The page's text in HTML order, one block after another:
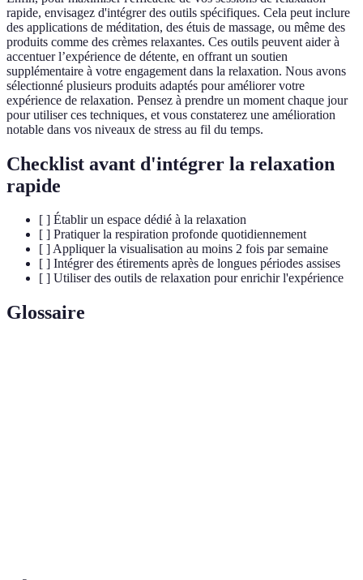
rapide, envisagez d'intégrer des outils spécifiques. Cela peut inclure
des applications de méditation, des étuis de massage, ou même des
produits comme des crèmes relaxantes. Ces outils peuvent aider à
accentuer l’expérience de détente, en offrant un soutien
supplémentaire à votre engagement dans la relaxation. Nous avons
sélectionné plusieurs produits adaptés pour améliorer votre
expérience de relaxation. Pensez à prendre un moment chaque jour
pour utiliser ces techniques, et vous constaterez une amélioration
notable dans vos niveaux de stress au fil du temps.
Checklist avant d'intégrer la relaxation
rapide
[ ] Établir un espace dédié à la relaxation
[ ] Pratiquer la respiration profonde quotidiennement
[ ] Appliquer la visualisation au moins 2 fois par semaine
[ ] Intégrer des étirements après de longues périodes assises
[ ] Utiliser des outils de relaxation pour enrichir l'expérience
Glossaire